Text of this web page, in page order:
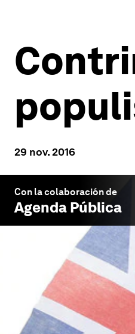
29 nov. 2016
Con la colaboración de
Agenda Pública